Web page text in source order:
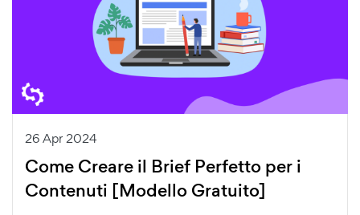
26 Apr 2024
Come Creare il Brief Perfetto per i
Contenuti [Modello Gratuito]